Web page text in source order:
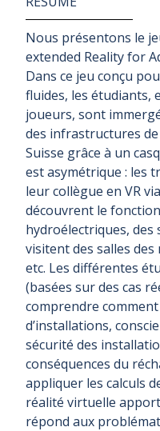
Nous présentons le
extended Reality for
Dans ce jeu conçu
fluides, les étudiants,
joueurs, sont
des infrastructures de
Suisse grâce à un
est asymétrique : les
leur collègue en VR
découvrent le
hydroélectriques,
visitent des salles des
etc. Les différentes
(basées sur des cas
comprendre
d’installations,
sécurité des
conséquences du
appliquer les calculs
réalité virtuelle
répond aux